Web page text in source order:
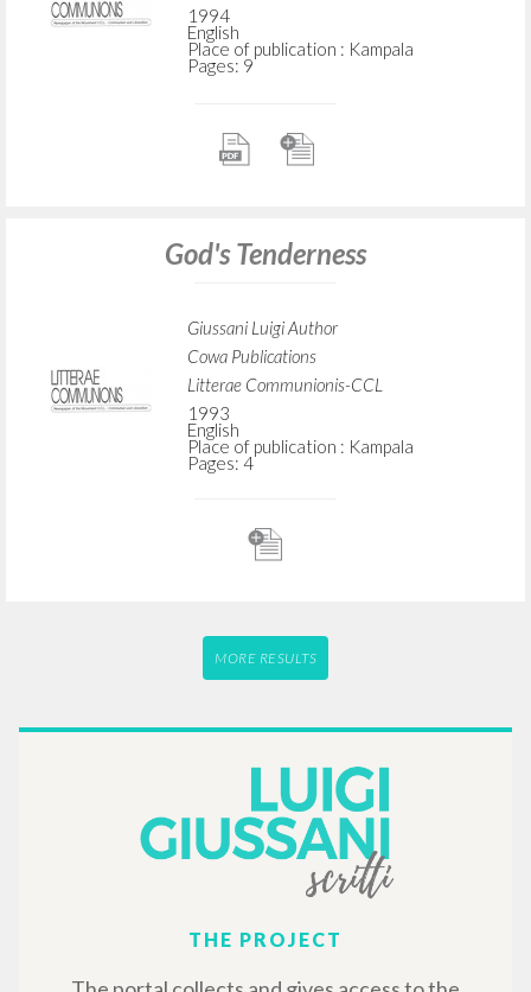
1994
English
Place of publication : Kampala
Pages: 9
God's Tenderness
Giussani Luigi Author
Cowa Publications
Litterae Communionis-CCL
1993
English
Place of publication : Kampala
Pages: 4
MORE RESULTS
THE PROJECT